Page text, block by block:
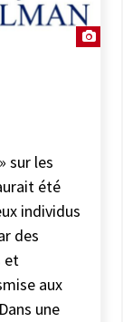
sur les
été
individus
des
et
aux
une